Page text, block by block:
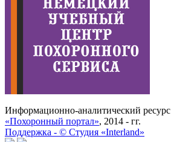
Информационно-аналитический ресурс
«Похоронный портал», 2014 - гг.
Поддержка - © Cтудия «Interland»